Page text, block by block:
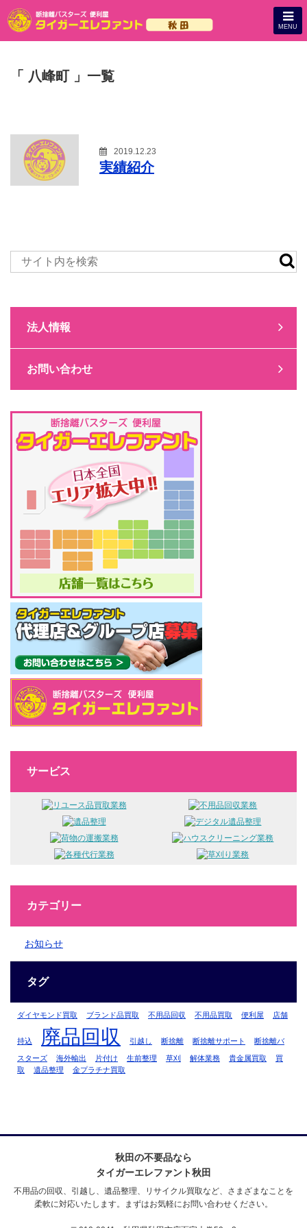
MENU
「 八峰町 」一覧
2019.12.23
実績紹介
法人情報
お問い合わせ
サービス
カテゴリー
お知らせ
タグ
ダイヤモンド買取 ブランド品買取 不用品回収 不用品買取 便利屋 店舗
持込 廃品回収 引越し 断捨離 断捨離サポート 断捨離バ
スターズ 海外輸出 片付け 生前整理 草刈 解体業務 貴金属買取
買
取
遺品整理 金プラチナ買取
秋田の不要品なら
タイガーエレファント秋田
不用品の回収、引越し、遺品整理、リサイクル買取など、さまざまなことを
柔軟に対応いたします。まずはお気軽にお問い合わせください。